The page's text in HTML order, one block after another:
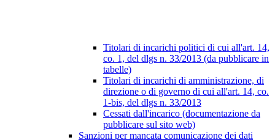
Titolari di incarichi politici di cui all'art. 14,
co. 1, del dlgs n. 33/2013 (da pubblicare in
tabelle)
Titolari di incarichi di amministrazione, di
direzione o di governo di cui all'art. 14, co.
1-bis, del dlgs n. 33/2013
Cessati dall'incarico (documentazione da
pubblicare sul sito web)
Sanzioni per mancata comunicazione dei dati